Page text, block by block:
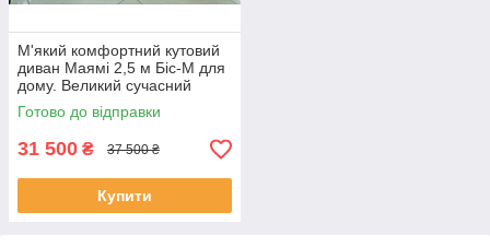
М'який комфортний кутовий
диван Маямі 2,5 м Біс-М для
дому. Великий сучасний
розкладний диван у вітальню.
Готово до відправки
31 500 ₴ 37 500 ₴
Купити